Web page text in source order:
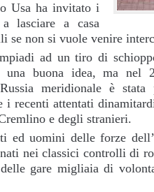
Usa ha invitato i
lasciare a casa
se non si vuole venire
ad un tiro di
una buona idea, ma nel
meridionale è
i recenti attentati
e degli stranieri.
ed uomini delle forze
nei classici controlli di
gare migliaia di